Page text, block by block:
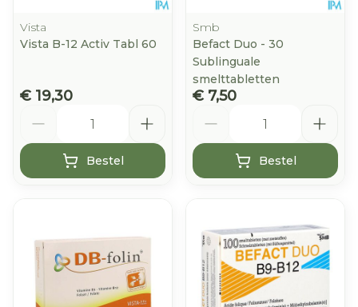
Vista
Vista B-12 Activ Tabl 60
€ 19,30
Bestel
Smb
Befact Duo - 30
Sublinguale
smelttabletten
€ 7,50
Bestel